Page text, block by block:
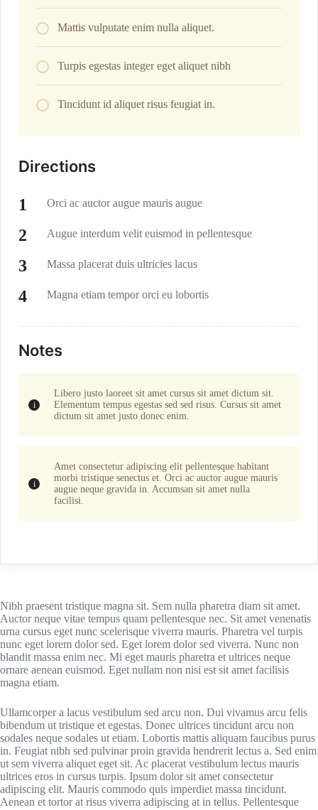
Mattis vulputate enim nulla aliquet.
Turpis egestas integer eget aliquet nibh
Tincidunt id aliquet risus feugiat in.
Directions
Orci ac auctor augue mauris augue
Augue interdum velit euismod in pellentesque
Massa placerat duis ultricies lacus
Magna etiam tempor orci eu lobortis
Notes
Libero justo laoreet sit amet cursus sit amet dictum sit.
Elementum tempus egestas sed sed risus. Cursus sit amet
dictum sit amet justo donec enim.
Amet consectetur adipiscing elit pellentesque habitant
morbi tristique senectus et. Orci ac auctor augue mauris
augue neque gravida in. Accumsan sit amet nulla
facilisi.
Nibh praesent tristique magna sit. Sem nulla pharetra diam sit amet.
Auctor neque vitae tempus quam pellentesque nec. Sit amet venenatis
urna cursus eget nunc scelerisque viverra mauris. Pharetra vel turpis
nunc eget lorem dolor sed. Eget lorem dolor sed viverra. Nunc non
blandit massa enim nec. Mi eget mauris pharetra et ultrices neque
ornare aenean euismod. Eget nullam non nisi est sit amet facilisis
magna etiam.
Ullamcorper a lacus vestibulum sed arcu non. Dui vivamus arcu felis
bibendum ut tristique et egestas. Donec ultrices tincidunt arcu non
sodales neque sodales ut etiam. Lobortis mattis aliquam faucibus purus
in. Feugiat nibh sed pulvinar proin gravida hendrerit lectus a. Sed enim
ut sem viverra aliquet eget sit. Ac placerat vestibulum lectus mauris
ultrices eros in cursus turpis. Ipsum dolor sit amet consectetur
adipiscing elit. Mauris commodo quis imperdiet massa tincidunt.
Aenean et tortor at risus viverra adipiscing at in tellus. Pellentesque